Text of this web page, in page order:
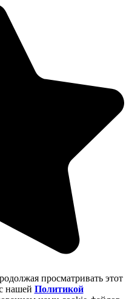
просматривать этот
нашей Политикой